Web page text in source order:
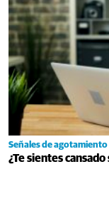
Señales de agotamiento
¿Te sientes